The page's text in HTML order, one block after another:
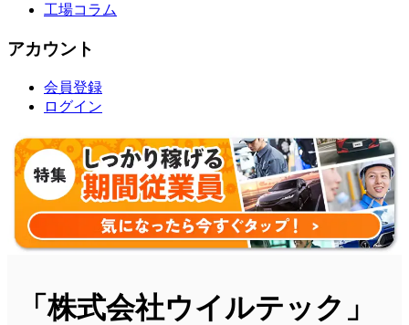
工場コラム
アカウント
会員登録
ログイン
「株式会社ウイルテック」